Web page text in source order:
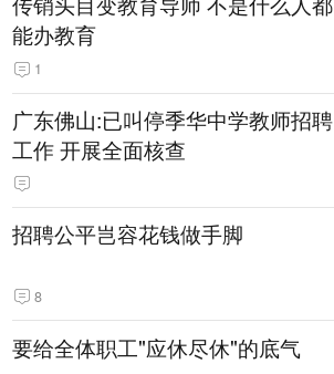
能办教育
1
广东佛山:已叫停季华中学教师招聘
工作 开展全面核查
招聘公平岂容花钱做手脚
8
要给全体职工"应休尽休"的底气